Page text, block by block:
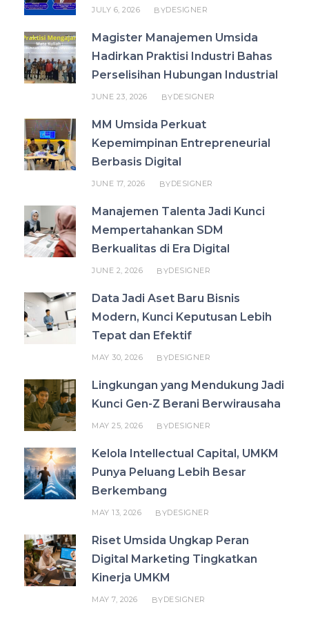
JULY 6, 2026 BYDESIGNER
Magister Manajemen Umsida
Hadirkan Praktisi Industri Bahas
Perselisihan Hubungan Industrial
JUNE 23, 2026 BYDESIGNER
MM Umsida Perkuat
Kepemimpinan Entrepreneurial
Berbasis Digital
JUNE 17, 2026 BYDESIGNER
Manajemen Talenta Jadi Kunci
Mempertahankan SDM
Berkualitas di Era Digital
JUNE 2, 2026 BYDESIGNER
Data Jadi Aset Baru Bisnis
Modern, Kunci Keputusan Lebih
Tepat dan Efektif
MAY 30, 2026 BYDESIGNER
Lingkungan yang Mendukung Jadi
Kunci Gen-Z Berani Berwirausaha
MAY 25, 2026 BYDESIGNER
Kelola Intellectual Capital, UMKM
Punya Peluang Lebih Besar
Berkembang
MAY 13, 2026 BYDESIGNER
Riset Umsida Ungkap Peran
Digital Marketing Tingkatkan
Kinerja UMKM
MAY 7, 2026 BYDESIGNER